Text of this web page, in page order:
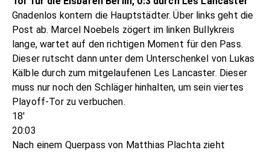
Gnadenlos kontern die Hauptstädter. Über links geht die
Post ab. Marcel Noebels zögert im linken Bullykreis
lange, wartet auf den richtigen Moment für den Pass.
Dieser rutscht dann unter dem Unterschenkel von Lukas
Kälble durch zum mitgelaufenen Les Lancaster. Dieser
muss nur noch den Schläger hinhalten, um sein viertes
Playoff-Tor zu verbuchen.
18'
20:03
Nach einem Querpass von Matthias Plachta zieht